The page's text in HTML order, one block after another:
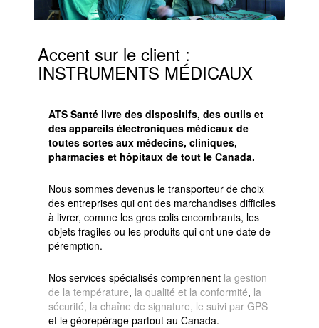
Accent sur le client :
INSTRUMENTS MÉDICAUX
ATS Santé livre des dispositifs, des outils et
des appareils électroniques médicaux de
toutes sortes aux médecins, cliniques,
pharmacies et hôpitaux de tout le Canada.
Nous sommes devenus le transporteur de choix
des entreprises qui ont des marchandises difficiles
à livrer, comme les gros colis encombrants, les
objets fragiles ou les produits qui ont une date de
péremption.
Nos services spécialisés comprennent la gestion
de la température, la qualité et la conformité, la
sécurité, la chaîne de signature, le suivi par GPS
et le géorepérage partout au Canada.